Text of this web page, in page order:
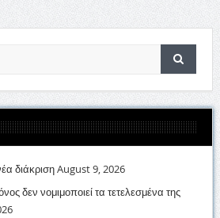
διάκρισηAugust 9, 2026
δεν νομιμοποιεί τα τετελεσμένα της